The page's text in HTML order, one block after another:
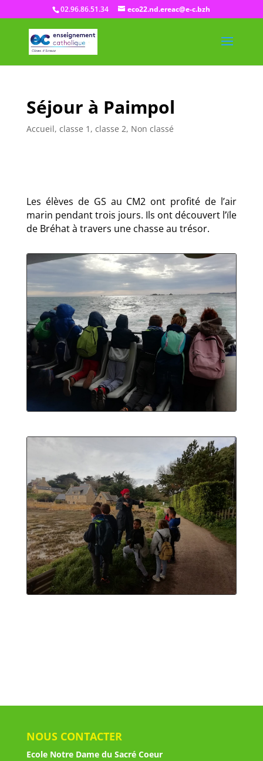
02.96.86.51.34 eco22.nd.ereac@e-c.bzh
Séjour à Paimpol
Accueil, classe 1 , classe 2, Non classé
Les élèves de GS au CM2 ont profité de l’air
marin pendant trois jours. Ils ont découvert l’ïle
de Bréhat à travers une chasse au trésor.
NOUS CONTACTER
Ecole Notre Dame du Sacré Coeur